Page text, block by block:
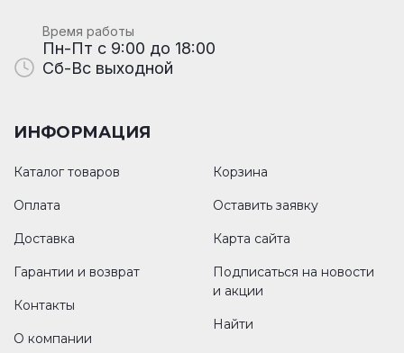
Время работы
Пн-Пт с 9:00 до 18:00
Сб-Вс выходной
ИНФОРМАЦИЯ
Каталог товаров
Оплата
Доставка
Гарантии и возврат
Контакты
О компании
Корзина
Оставить заявку
Карта сайта
Подписаться на новости
и акции
Найти